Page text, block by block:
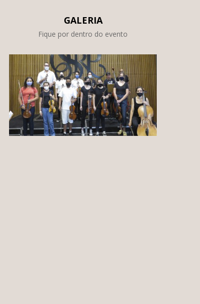
GALERIA
Fique por dentro do evento